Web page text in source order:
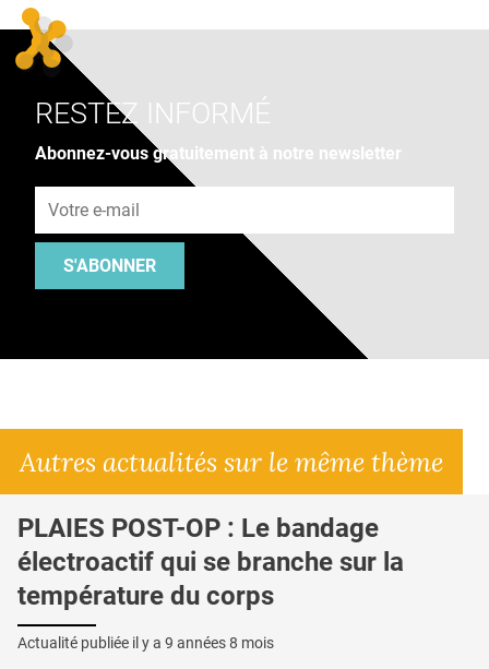
RESTEZ INFORMÉ
Abonnez-vous gratuitement à notre newsletter
S'ABONNER
Autres actualités sur le même thème
PLAIES POST-OP : Le bandage
électroactif qui se branche sur la
température du corps
Actualité publiée il y a 9 années 8 mois